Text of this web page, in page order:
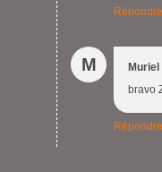
Répondre
M
bravo
Répondre